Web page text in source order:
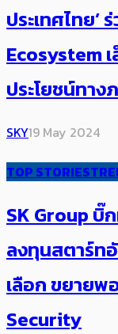
ประเทศไทย’
Ecosystem
ประโยชน์ทาง
SKY19 May 2024
TOP STORIES
SK Group บิ๊
ลงทุนสตาร์ท
เลือก ขยายพ
Security